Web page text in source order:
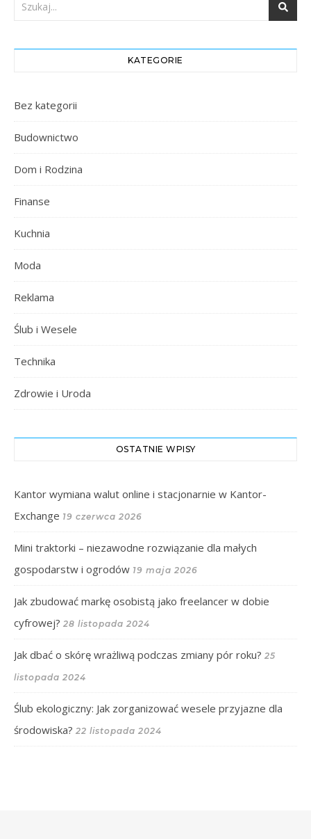
KATEGORIE
Bez kategorii
Budownictwo
Dom i Rodzina
Finanse
Kuchnia
Moda
Reklama
Ślub i Wesele
Technika
Zdrowie i Uroda
OSTATNIE WPISY
Kantor wymiana walut online i stacjonarnie w Kantor-
Exchange 19 czerwca 2026
Mini traktorki – niezawodne rozwiązanie dla małych
gospodarstw i ogrodów 19 maja 2026
Jak zbudować markę osobistą jako freelancer w dobie
cyfrowej? 28 listopada 2024
Jak dbać o skórę wrażliwą podczas zmiany pór roku? 25
listopada 2024
Ślub ekologiczny: Jak zorganizować wesele przyjazne dla
środowiska? 22 listopada 2024